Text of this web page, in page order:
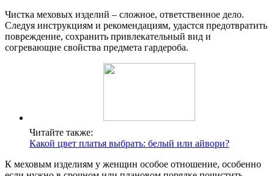
Чистка меховых изделий – сложное, ответственное дело.
Следуя инструкциям и рекомендациям, удастся предотвратить
повреждение, сохранить привлекательный вид и
согревающие свойства предмета гардероба.
Читайте также:
Какой цвет платья выбрать: белый или айвори?
К меховым изделиям у женщин особое отношение, особенно